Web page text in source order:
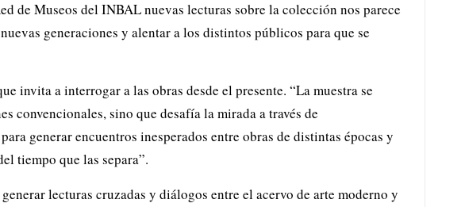
de Museos del INBAL nuevas lecturas sobre la colección nos parece
generaciones y alentar a los distintos públicos para que se
invita a interrogar a las obras desde el presente. “La muestra se
convencionales, sino que desafía la mirada a través de
generar encuentros inesperados entre obras de distintas épocas y
tiempo que las separa”.
lecturas cruzadas y diálogos entre el acervo de arte moderno y